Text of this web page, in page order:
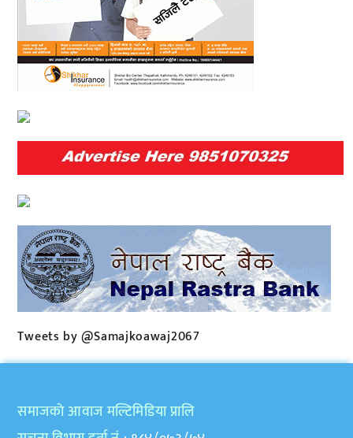
Tweets by @Samajkoawaj2067
समाजकाे आवाज मल्टिमिडिया प्रालि